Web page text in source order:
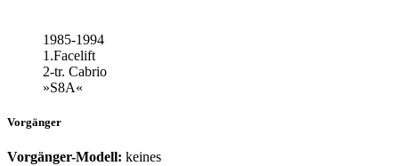
1985-1994
1.Facelift
2-tr. Cabrio
»S8A«
Vorgänger
Vorgänger-Modell: keines